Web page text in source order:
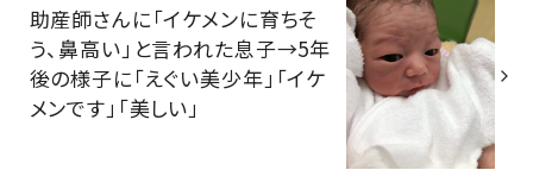
助産師さんに「イケメンに育ちそ
う、鼻高い」と言われた息子→5年
後の様子に「えぐい美少年」「イケ
メンです」「美しい」